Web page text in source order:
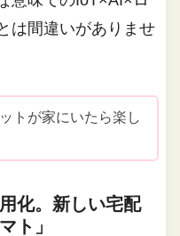
は間違いがありませ
トが家にいたら楽し
化。新しい宅配
ト」